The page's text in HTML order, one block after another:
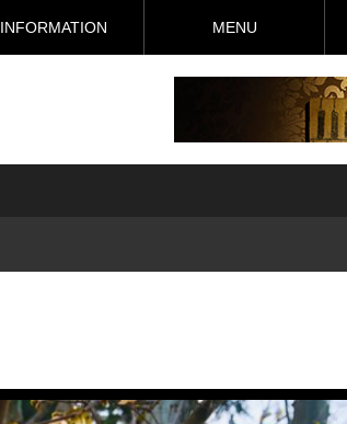
INFORMATION MENU